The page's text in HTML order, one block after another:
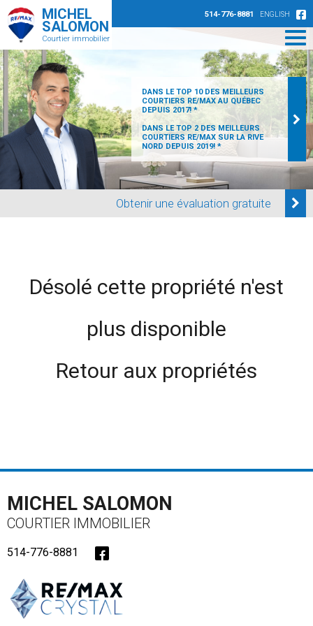
MICHEL
SALOMON
Courtier immobilier
514-776-8881 ENGLISH
DANS LE TOP 10 DES MEILLEURS
COURTIERS RE/MAX AU QUÉBEC
DEPUIS 2017! *
DANS LE TOP 2 DES MEILLEURS
COURTIERS RE/MAX SUR LA RIVE
NORD DEPUIS 2019! *
Obtenir une évaluation gratuite
Désolé cette propriété n'est
plus disponible
Retour aux propriétés
MICHEL SALOMON
COURTIER IMMOBILIER
514-776-8881